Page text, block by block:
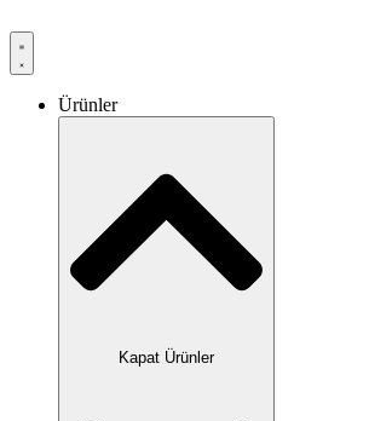
Ürünler
Kapat Ürünler